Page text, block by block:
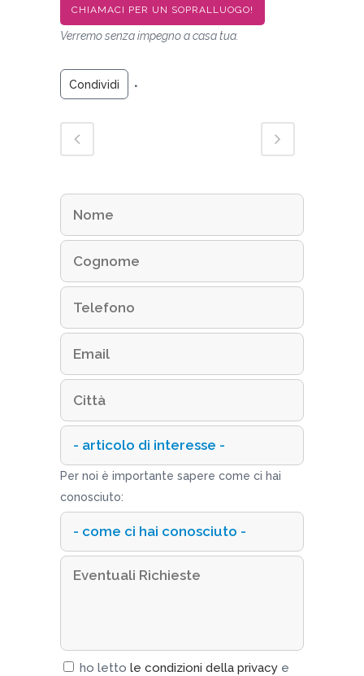
CHIAMACI PER UN SOPRALLUOGO!
Verremo senza impegno a casa tua.
Condividi
Per noi è importante sapere come ci hai
conosciuto:
ho letto le condizioni della privacy e